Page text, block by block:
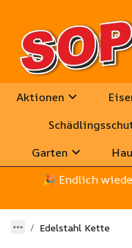
Aktionen
Garten
🎉 Endlich
Edelstahl Kette